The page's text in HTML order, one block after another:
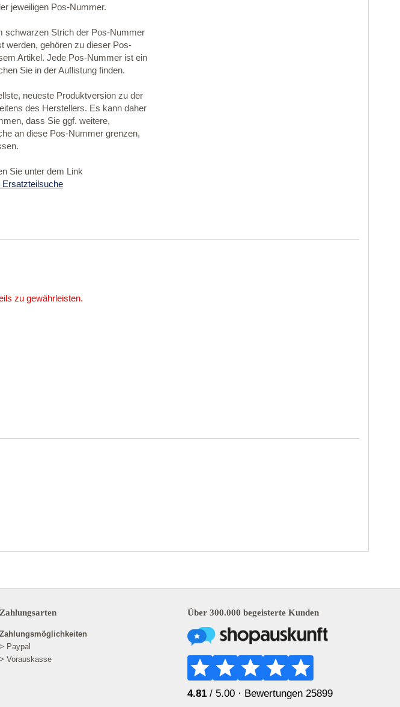
jeweiligen Pos-Nummer.
schwarzen Strich der Pos-Nummer
werden, gehören zu dieser Pos-
Artikel. Jede Pos-Nummer ist ein
Sie in der Auflistung finden.
neueste Produktversion zu der
des Herstellers. Es kann daher
dass Sie ggf. weitere,
an diese Pos-Nummer grenzen,
Sie unter dem Link
zu gewährleisten.
Zahlungsarten
Zahlungsmöglichkeiten
> Paypal
> Vorauskasse
Über 300.000 begeisterte Kunden
4.81 / 5.00 · Bewertungen 25899